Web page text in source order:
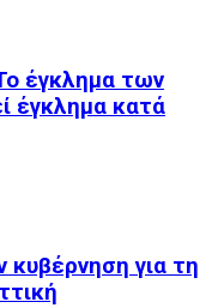
έγκλημα των
έγκλημα κατά
κυβέρνηση για τη